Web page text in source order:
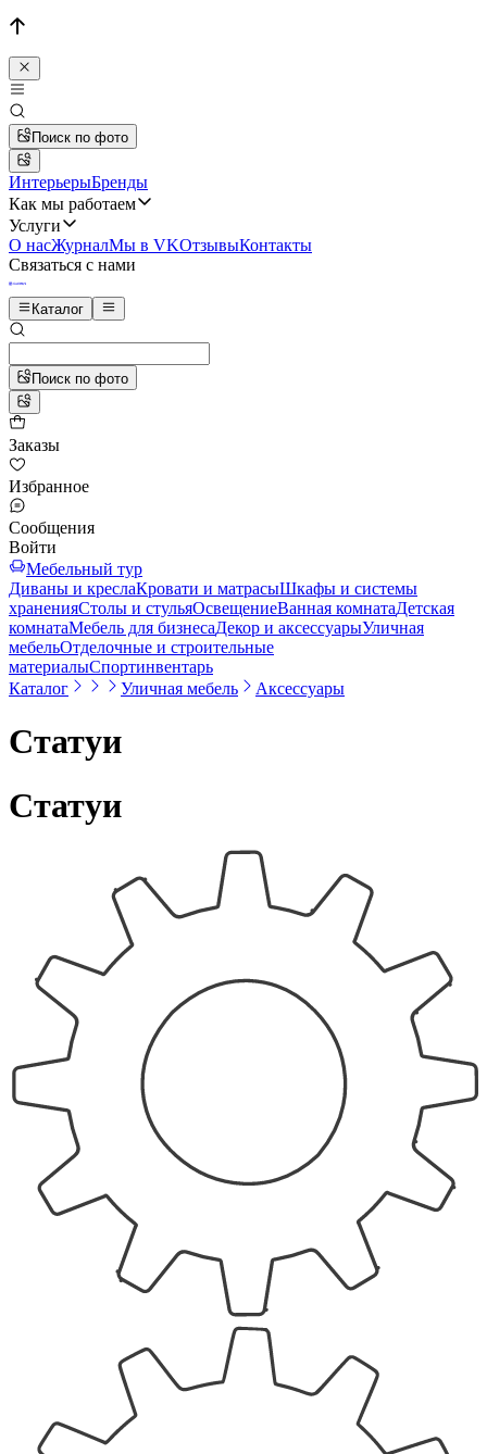
Поиск по фото
ИнтерьерыБренды
Как мы работаем
Услуги
О насЖурналМы в VKОтзывыКонтакты
Связаться с нами
Каталог
Поиск по фото
Заказы
Избранное
Сообщения
Войти
Мебельный тур
Диваны и креслаКровати и матрасыШкафы и системы
храненияСтолы и стульяОсвещениеВанная комнатаДетская
комнатаМебель для бизнесаДекор и аксессуарыУличная
мебельОтделочные и строительные
материалыСпортинвентарь
Каталог
Уличная мебель Аксессуары
Статуи
Статуи